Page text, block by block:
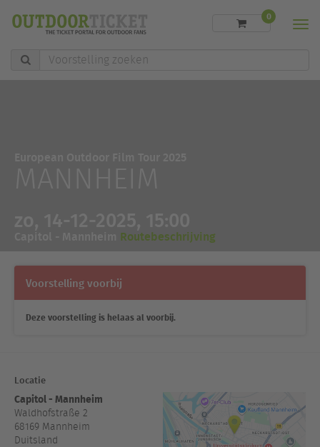
Voorstelling
zoeken
0
Routebeschrijving
Voorstelling voorbij
Deze voorstelling is helaas al voorbij.
Locatie
Capitol - Mannheim
Waldhofstraße 2
68169 Mannheim
Duitsland